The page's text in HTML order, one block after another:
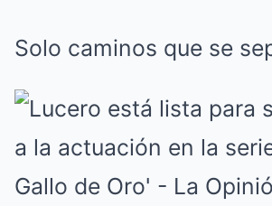
Solo caminos que se